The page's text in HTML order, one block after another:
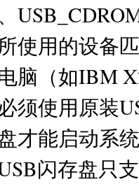
、
使用的设备
脑（如IBM
须使用原装
才能启动系
闪存盘只